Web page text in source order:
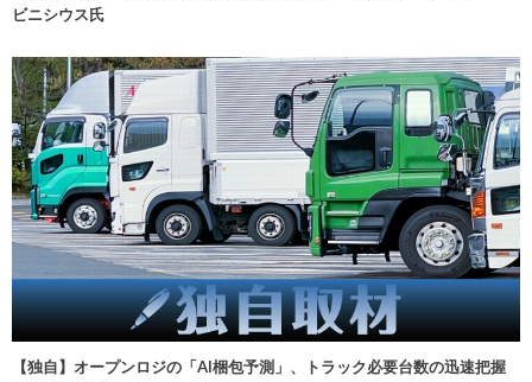
ビニシウス氏
【独自】オープンロジの「AI梱包予測」、トラック必要台数の迅速把握